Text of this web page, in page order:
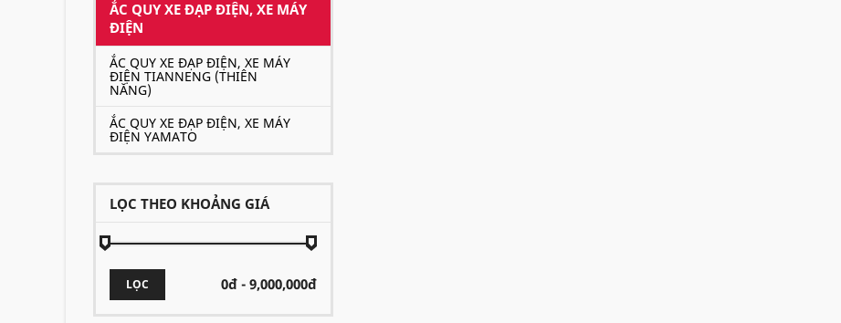
ẮC QUY XE ĐẠP ĐIỆN, XE MÁY
ĐIỆN
ẮC QUY XE ĐẠP ĐIỆN, XE MÁY
ĐIỆN TIANNENG (THIÊN
NĂNG)
ẮC QUY XE ĐẠP ĐIỆN, XE MÁY
ĐIỆN YAMATO
LỌC THEO KHOẢNG GIÁ
LỌC